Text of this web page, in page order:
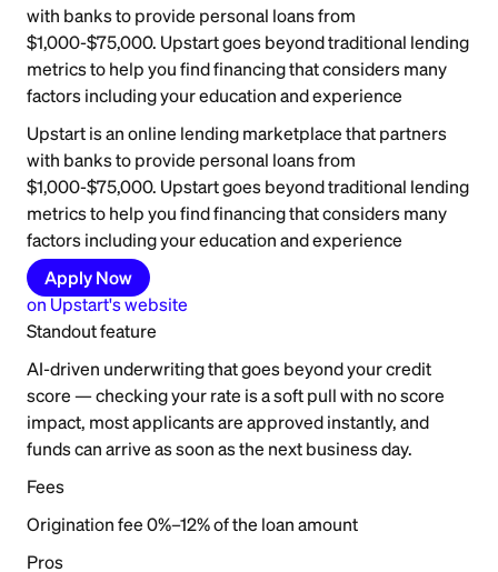
with banks to provide personal loans from
$1,000-$75,000. Upstart goes beyond traditional lending
metrics to help you find financing that considers many
factors including your education and experience
Upstart is an online lending marketplace that partners
with banks to provide personal loans from
$1,000-$75,000. Upstart goes beyond traditional lending
metrics to help you find financing that considers many
factors including your education and experience
Apply Now
on Upstart's website
Standout feature
AI-driven underwriting that goes beyond your credit
score — checking your rate is a soft pull with no score
impact, most applicants are approved instantly, and
funds can arrive as soon as the next business day.
Fees
Origination fee 0%–12% of the loan amount
Pros